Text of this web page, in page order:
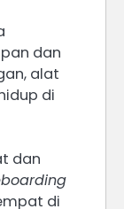
dan
alat
di
dan
di